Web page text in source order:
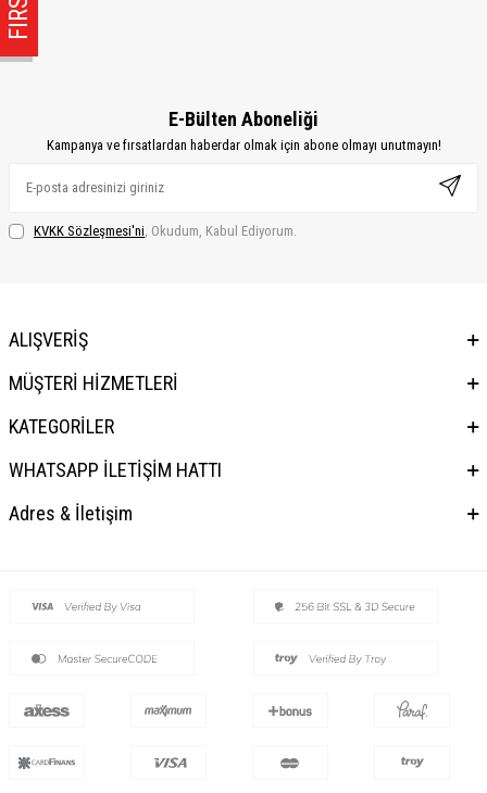
E-Bülten Aboneliği
Kampanya ve fırsatlardan haberdar olmak için abone olmayı unutmayın!
KVKK Sözleşmesi'ni , Okudum, Kabul Ediyorum.
ALIŞVERİŞ
MÜŞTERİ HİZMETLERİ
KATEGORİLER
WHATSAPP İLETİŞİM HATTI
Adres & İletişim